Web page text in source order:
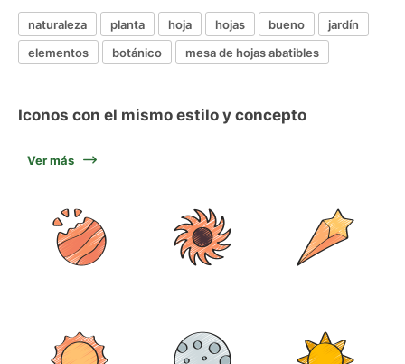
naturaleza planta hoja hojas bueno
jardín
elementos
botánico mesa de hojas abatibles
Iconos con el mismo estilo y concepto
Ver más